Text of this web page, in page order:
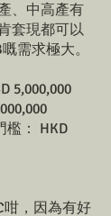
、中高產有
套現都可以
需求極大。
5,000,000
檻： HKD
咁，因為有好